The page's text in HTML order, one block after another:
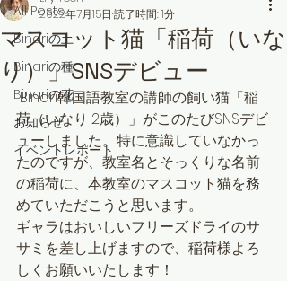
All Posts
Binariの土
Binariの種
Binariの花
お知らせ
イベントレポート
マスコット猫「稲荷（いな
り）」SNSデビュー
2022年7月15日 読了時間: 1分
Binari韓国語教室の講師の飼い猫「稲
荷（いなり 2歳）」がこのたびSNSデビ
ューしました。特に意識していなかっ
たのですが、教室名とそっくりな名前
の稲荷に、本教室のマスコット猫を務
めていただこうと思います。
ギャラはおいしいフリーズドライのサ
サミを差し上げますので、稲荷様よろ
しくお願いいたします！